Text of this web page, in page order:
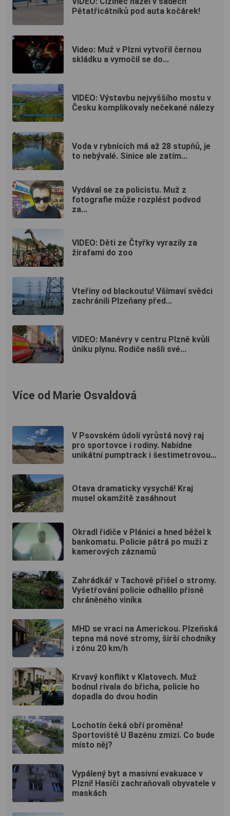
Pětatřicátníků pod auta kočárek!
Video: Muž v Plzni vytvořil černou
skládku a vymočil se do...
VIDEO: Výstavbu nejvyššího mostu v
Česku komplikovaly nečekané nálezy
Voda v rybnících má až 28 stupňů, je
to nebývalé. Sinice ale zatím...
Vydával se za policistu. Muž z
fotografie může rozplést podvod
za...
VIDEO: Děti ze Čtyřky vyrazily za
žirafami do zoo
Vteřiny od blackoutu! Všímaví svědci
zachránili Plzeňany před...
VIDEO: Manévry v centru Plzně kvůli
úniku plynu. Rodiče našli své...
Více od Marie Osvaldová
V Psovském údolí vyrůstá nový raj
pro sportovce i rodiny. Nabídne
unikátní pumptrack i šestimetrovou
Otava dramaticky vysychá! Kraj
musel okamžitě zasáhnout
Okradl řidiče v Plánici a hned běžel k
bankomatu. Policie pátrá po muži z
kamerových záznamů
Zahrádkář v Tachově přišel o stromy.
Vyšetřování policie odhalilo přísně
chráněného viníka
MHD se vrací na Americkou. Plzeňská
tepna má nové stromy, širší chodníky
i zónu 20 km/h
Krvavý konflikt v Klatovech. Muž
bodnul rivala do břicha, policie ho
dopadla do dvou hodin
Lochotín čeká obří proměna!
Sportoviště U Bazénu zmizí. Co bude
místo něj?
Vypálený byt a masivní evakuace v
Plzni! Hasiči zachraňovali obyvatele v
maskách